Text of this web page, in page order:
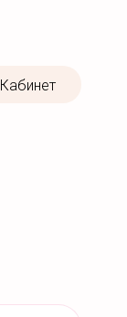
Кабинет